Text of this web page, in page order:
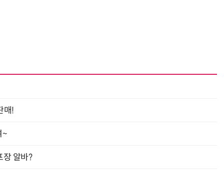
매!
~
알바?